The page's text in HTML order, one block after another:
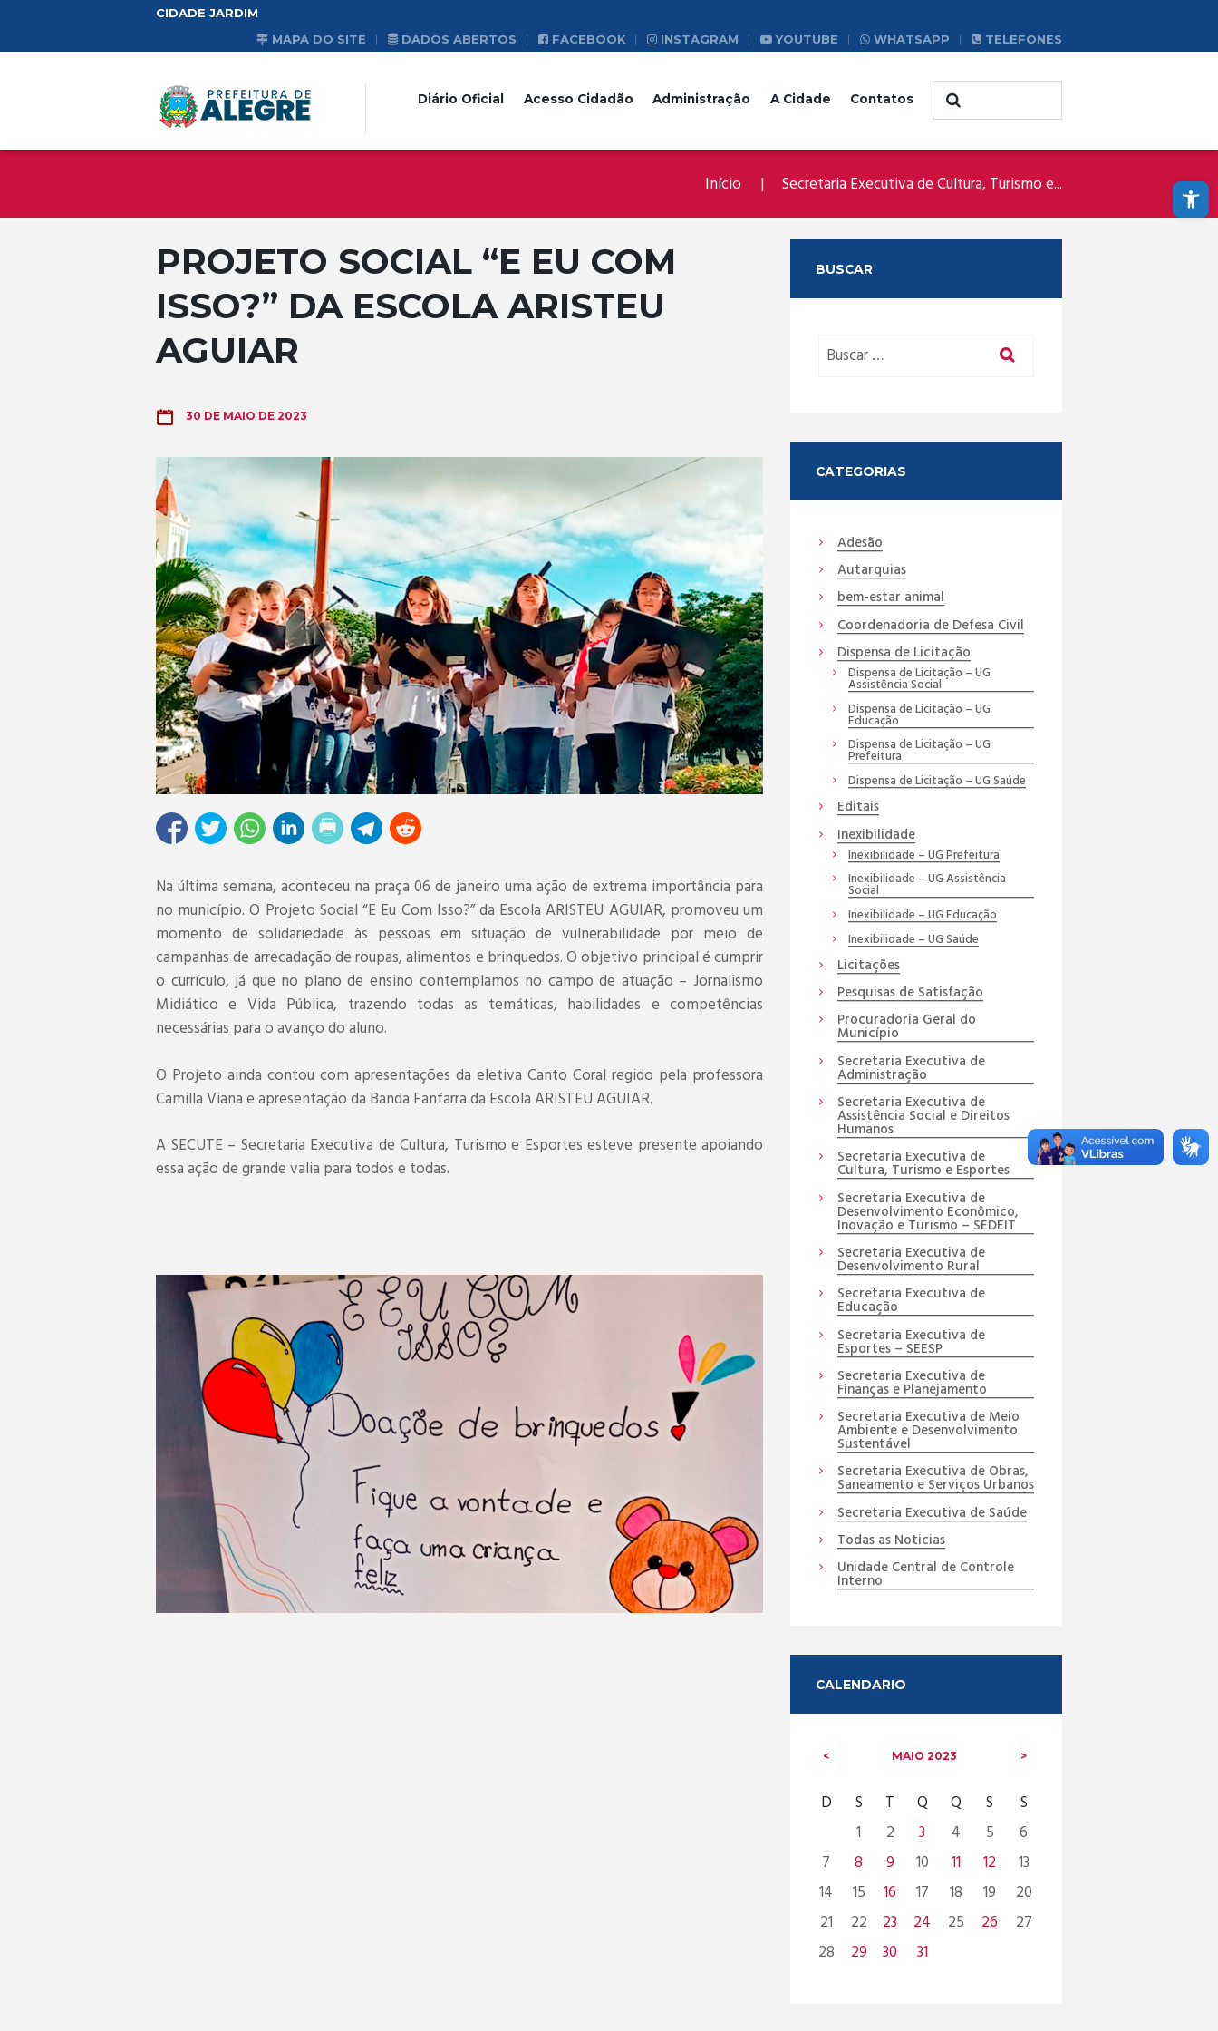
Abrir a barra de ferramentas
CIDADE JARDIM
MAPA DO SITE
DADOS ABERTOS FACEBOOK INSTAGRAM YOUTUBE WHATSAPP TELEFONES
Diário Oficial Acesso Cidadão Administração A Cidade Contatos
Início Secretaria Executiva de Cultura, Turismo e...
PROJETO SOCIAL “E EU COM
ISSO?” DA ESCOLA ARISTEU
AGUIAR
30 DE MAIO DE 2023
Na última semana, aconteceu na praça 06 de janeiro uma ação de extrema importância para
no município. O Projeto Social “E Eu Com Isso?” da Escola ARISTEU AGUIAR, promoveu um
momento de solidariedade às pessoas em situação de vulnerabilidade por meio de
campanhas de arrecadação de roupas, alimentos e brinquedos. O objetivo principal é cumprir
o currículo, já que no plano de ensino contemplamos no campo de atuação – Jornalismo
Midiático e Vida Pública, trazendo todas as temáticas, habilidades e competências
necessárias para o avanço do aluno.
O Projeto ainda contou com apresentações da eletiva Canto Coral regido pela professora
Camilla Viana e apresentação da Banda Fanfarra da Escola ARISTEU AGUIAR.
A SECUTE – Secretaria Executiva de Cultura, Turismo e Esportes esteve presente apoiando
essa ação de grande valia para todos e todas.
BUSCAR
CATEGORIAS
Adesão
Autarquias
bem-estar animal
Coordenadoria de Defesa Civil
Dispensa de Licitação
Dispensa de Licitação – UG
Assistência Social
Dispensa de Licitação – UG
Educação
Dispensa de Licitação – UG
Prefeitura
Dispensa de Licitação – UG Saúde
Editais
Inexibilidade
Inexibilidade – UG Prefeitura
Inexibilidade – UG Assistência
Social
Inexibilidade – UG Educação
Inexibilidade – UG Saúde
Licitações
Pesquisas de Satisfação
Procuradoria Geral do
Município
Secretaria Executiva de
Administração
Secretaria Executiva de
Assistência Social e Direitos
Humanos
Secretaria Executiva de
Cultura, Turismo e Esportes
Secretaria Executiva de
Desenvolvimento Econômico,
Inovação e Turismo – SEDEIT
Secretaria Executiva de
Desenvolvimento Rural
Secretaria Executiva de
Educação
Secretaria Executiva de
Esportes – SEESP
Secretaria Executiva de
Finanças e Planejamento
Secretaria Executiva de Meio
Ambiente e Desenvolvimento
Sustentável
Secretaria Executiva de Obras,
Saneamento e Serviços Urbanos
Secretaria Executiva de Saúde
Todas as Noticias
Unidade Central de Controle
Interno
CALENDARIO
MAIO2023
D S T Q Q S
S
1
2 3 4 5
6
7
8 9 10 11 12
13
14
15 16 17 18 19
20
21
22 23 24 25 26
27
28
29 30 31